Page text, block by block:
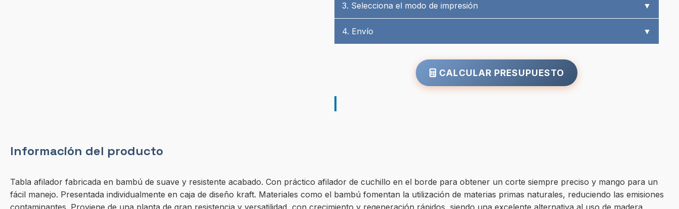
3. Selecciona el modo de impresión ▼
4. Envío ▼
CALCULAR PRESUPUESTO
Información del producto
Tabla afilador fabricada en bambú de suave y resistente acabado. Con práctico afilador de cuchillo en el borde para obtener un corte siempre preciso y mango para un
fácil manejo. Presentada individualmente en caja de diseño kraft. Materiales como el bambú fomentan la utilización de materias primas naturales, reduciendo las emisiones
contaminantes. Proviene de una planta de gran resistencia y versatilidad, con crecimiento y regeneración rápidos, siendo una excelente alternativa al uso de madera